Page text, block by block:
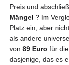
Preis und
Mängel ? Im
Platz ein, aber
als andere
von 89 Euro für
dasjenige, das es